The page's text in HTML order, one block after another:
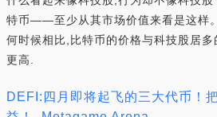
特币——至少从其市场价值来看是这样
何时候相比,比特币的价格与科技股居
更高.
DEFI:四月即将起飞的三大代币！